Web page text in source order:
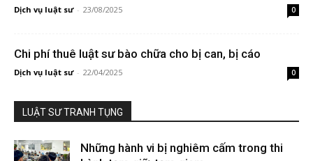
Dịch vụ luật sư - 23/08/2025 0
Chi phí thuê luật sư bào chữa cho bị can, bị cáo
Dịch vụ luật sư - 22/04/2025 0
LUẬT SƯ TRANH TỤNG
Những hành vi bị nghiêm cấm trong thi